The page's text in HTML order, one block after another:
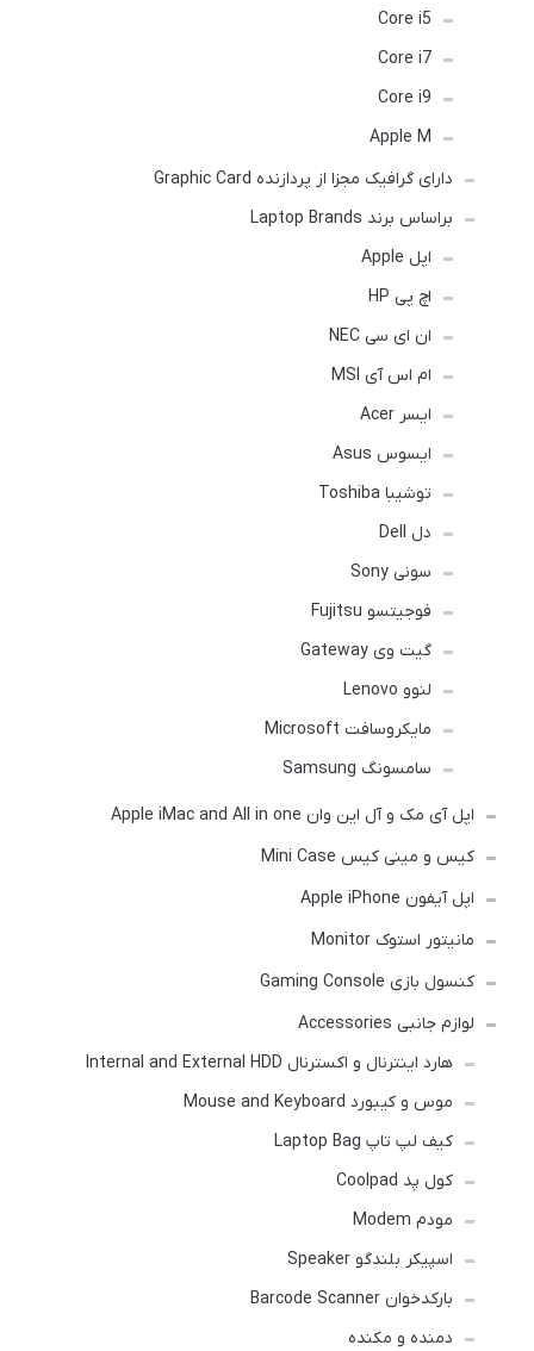
Core i5
Core i7
Core i9
Apple M
دارای گرافیک مجزا از پردازنده Graphic Card
براساس برند Laptop Brands
اپل Apple
اچ پی HP
ان ای سی NEC
ام اس آی MSI
ایسر Acer
ایسوس Asus
توشیبا Toshiba
دل Dell
سونی Sony
فوجیتسو Fujitsu
گیت وی Gateway
لنوو Lenovo
مایکروسافت Microsoft
سامسونگ Samsung
اپل آی مک و آل این وان Apple iMac and All in one
کیس و مینی کیس Mini Case
اپل آیفون Apple iPhone
مانیتور استوک Monitor
کنسول بازی Gaming Console
لوازم جانبی Accessories
هارد اینترنال و اکسترنال Internal and External HDD
موس و کیبورد Mouse and Keyboard
کیف لپ تاپ Laptop Bag
کول پد Coolpad
مودم Modem
اسپیکر بلندگو Speaker
بارکدخوان Barcode Scanner
دمنده و مکنده